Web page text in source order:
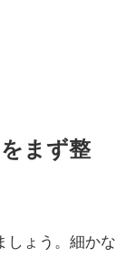
まず整
しょう。細かな